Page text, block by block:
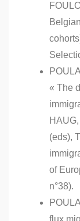
« The
(eds),
of
n°38).
flux